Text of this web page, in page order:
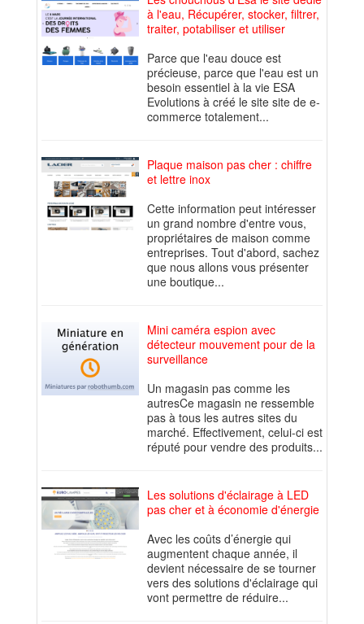
à l'eau, Récupérer, stocker, filtrer,
traiter, potabiliser et utiliser
Parce que l'eau douce est
précieuse, parce que l'eau est un
besoin essentiel à la vie ESA
Evolutions à créé le site site de e-
commerce totalement...
Plaque maison pas cher : chiffre
et lettre inox
Cette information peut intéresser
un grand nombre d'entre vous,
propriétaires de maison comme
entreprises. Tout d'abord, sachez
que nous allons vous présenter
une boutique...
Mini caméra espion avec
détecteur mouvement pour de la
surveillance
Un magasin pas comme les
autresCe magasin ne ressemble
pas à tous les autres sites du
marché. Effectivement, celui-ci est
réputé pour vendre des produits...
Les solutions d'éclairage à LED
pas cher et à économie d'énergie
Avec les coûts d’énergie qui
augmentent chaque année, il
devient nécessaire de se tourner
vers des solutions d'éclairage qui
vont permettre de réduire...